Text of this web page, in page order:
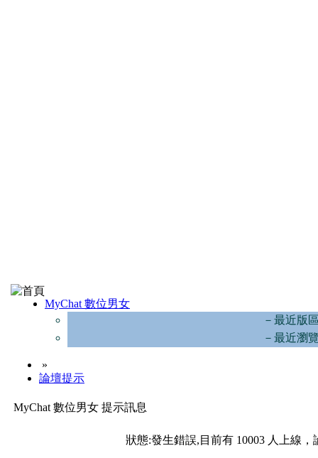
MyChat 數位男女
－最近版
－最近瀏
»
論壇提示
MyChat 數位男女 提示訊息
狀態:發生錯誤,目前有 10003 人上線